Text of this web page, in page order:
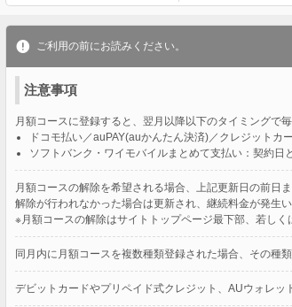
ご利用の前にお読みください。
注意事項
月額コースに登録すると、翌月以降以下のタイミングで
ドコモ払い／auPAY(auかんたん決済)／クレジットカ
ソフトバンク・ワイモバイルまとめて支払い：契約日
月額コースの解除を希望される場合、上記更新日の前日
解除が行われなかった場合は更新され、継続料金が発生い
※月額コースの解除はサイトトップページ最下部、若しく
同月内に月額コースを複数種類登録された場合、その種
デビットカードやプリペイド式クレジット、AUウォレッ